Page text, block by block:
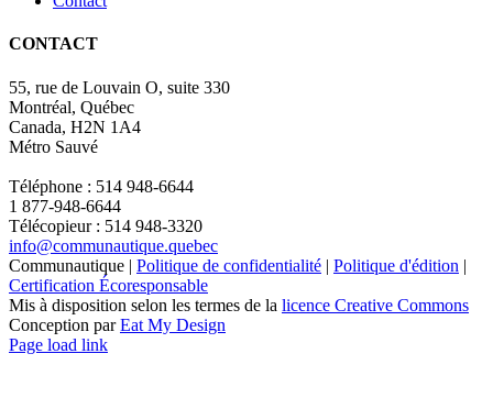
CONTACT
55, rue de Louvain O, suite 330
Montréal, Québec
Canada, H2N 1A4
Métro Sauvé
Téléphone : 514 948-6644
1 877-948-6644
Télécopieur : 514 948-3320
info@communautique.quebec
Communautique | Politique de confidentialité | Politique d'édition |
Certification Écoresponsable
Mis à disposition selon les termes de la licence Creative Commons
Conception parEat My Design
Facebook
YouTube
LinkedIn
Email
Page load link